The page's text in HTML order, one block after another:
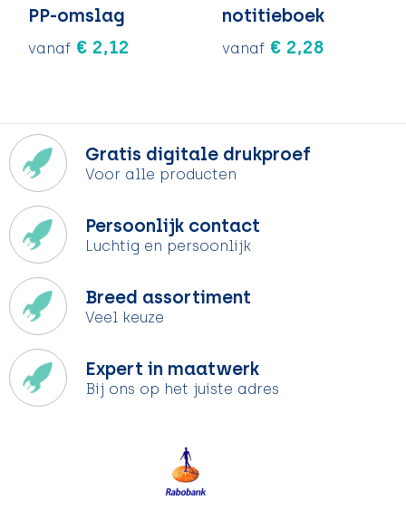
PP-omslag
vanaf € 2,12
notitieboek
vanaf € 2,28
Gratis digitale drukproef
Voor alle producten
Persoonlijk contact
Luchtig en persoonlijk
Breed assortiment
Veel keuze
Expert in maatwerk
Bij ons op het juiste adres